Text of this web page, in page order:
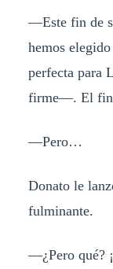
—Este fin de
hemos
perfecta para
firme—. El fin
—Pero…
Donato le
fulminante.
—¿Pero qué?